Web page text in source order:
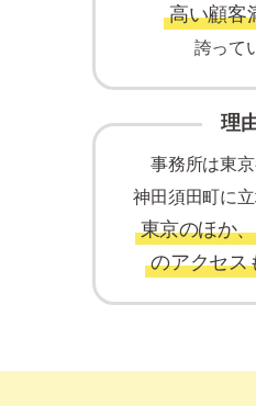
高い顧客
誇って
理
事務所は東
神田須田町に立
東京のほか
のアクセス